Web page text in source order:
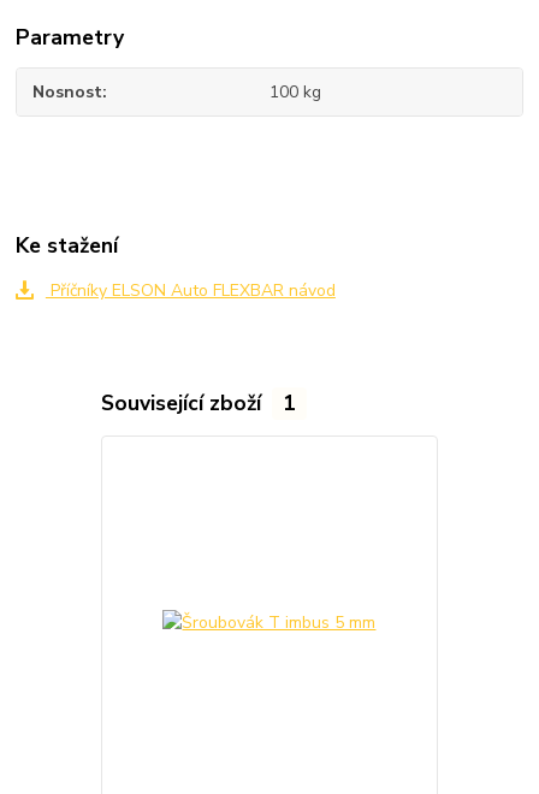
Parametry
Nosnost 100 kg
Ke stažení
Příčníky ELSON Auto FLEXBAR návod
Související zboží 1